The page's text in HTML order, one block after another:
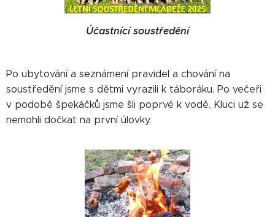
Účastnící soustředění
Po ubytování a seznámení pravidel a chování na
soustředění jsme s dětmi vyrazili k táboráku. Po večeři
v podobě špekáčků jsme šli poprvé k vodě. Kluci už se
nemohli dočkat na první úlovky.